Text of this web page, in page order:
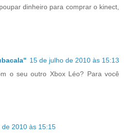
dinheiro para comprar o kinect,
15 de julho de 2010 às 15:13
o seu outro Xbox Léo? Para você
de 2010 às 15:15